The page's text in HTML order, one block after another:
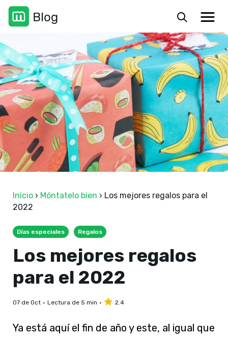
Inicio › Móntatelo bien › Los mejores regalos para el
2022
Días especiales Regalos
Los mejores regalos
para el 2022
07 de Oct Lectura de 5 min 2.4
Ya está aquí el fin de año y este, al igual que